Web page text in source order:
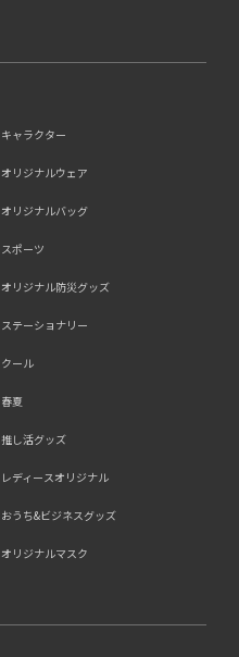
キャラクター
オリジナルウェア
オリジナルバッグ
スポーツ
オリジナル防災グッズ
ステーショナリー
クール
春夏
推し活グッズ
レディースオリジナル
おうち&ビジネスグッズ
オリジナルマスク